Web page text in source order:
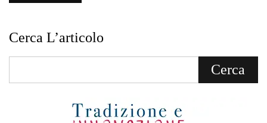
Cerca L’articolo